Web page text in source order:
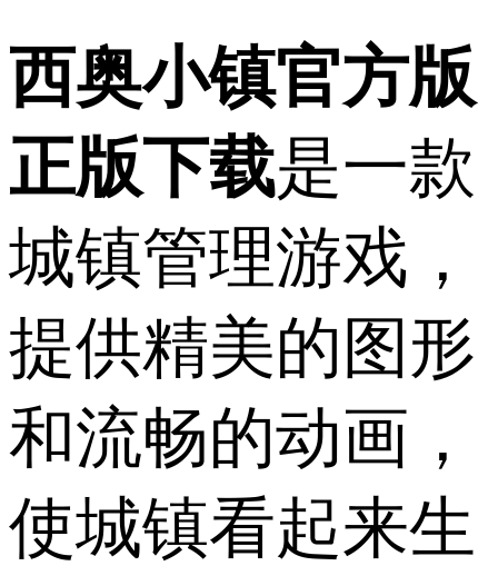
西奥小镇官方版
正版下载是一款
城镇管理游戏，
提供精美的图形
和流畅的动画，
使城镇看起来生